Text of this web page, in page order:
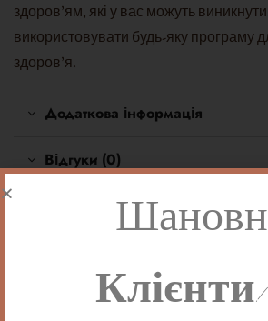
здоров'ям, які у вас можуть
використовувати будь-яку програму
здоров'я.
Додаткова інформація
Відгуки (0)
сподобатися…
Клієнти!